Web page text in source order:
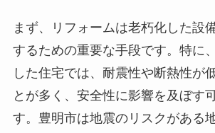
まず、リフォームは老朽化した設
するための重要な手段です。特に
した住宅では、耐震性や断熱性が
とが多く、安全性に影響を及ぼす
す。豊明市は地震のリスクがある